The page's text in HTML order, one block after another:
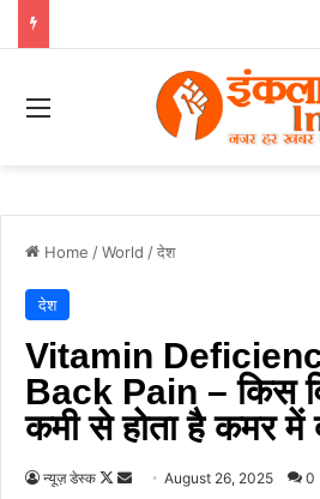
Menu
Home /World /देश
देश
Vitamin
Back Pain – किस
कमी से होता है कमर में
न्यूज़ डेस्क
Follow
Send August 26, 2025 0